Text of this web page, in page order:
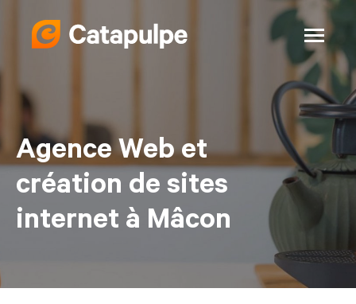
Agence Web et
création de sites
internet à Mâcon